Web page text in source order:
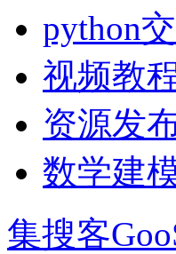
python
视频教
资源发
数学建
集搜客